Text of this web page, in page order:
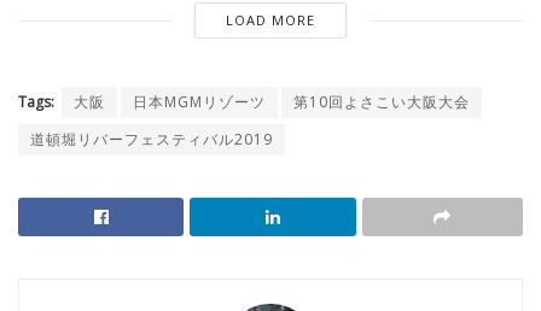
LOAD MORE
Tags: 大阪 日本MGMリゾーツ
第10回よさこい大阪大会
道頓堀リバーフェスティバル2019